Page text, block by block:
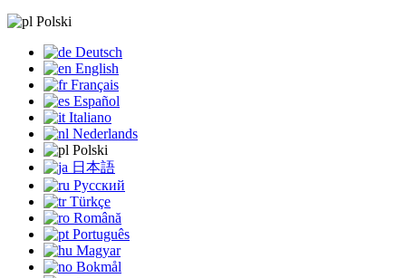
Polski
Deutsch
English
Français
Español
Italiano
Nederlands
Polski
日本語
Русский
Türkçe
Română
Português
Magyar
Bokmål